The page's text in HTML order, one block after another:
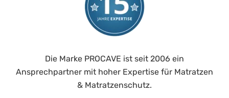
Die Marke PROCAVE ist seit 2006 ein
Ansprechpartner mit hoher Expertise für Matratzen
& Matratzenschutz.